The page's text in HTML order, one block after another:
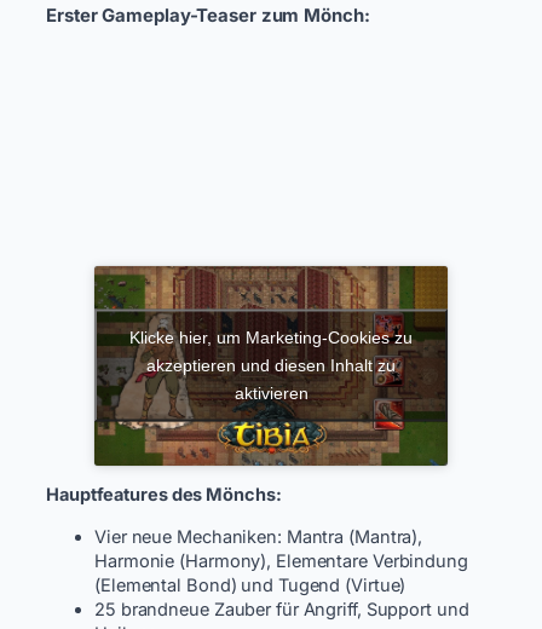
Erster Gameplay-Teaser zum Mönch:
Klicke hier, um Marketing-Cookies zu
akzeptieren und diesen Inhalt zu
aktivieren
Hauptfeatures des Mönchs:
Vier neue Mechaniken: Mantra (Mantra),
Harmonie (Harmony), Elementare Verbindung
(Elemental Bond) und Tugend (Virtue)
25 brandneue Zauber für Angriff, Support und